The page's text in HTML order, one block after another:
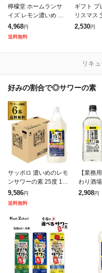
檸檬堂 ホームランサ
イズ レモン濃いめ 50
0ml×1ケース/24本
4,968円
送料無料
ギフト プ
リスマス
み 29°陶
2,530円
リキ
好みの割合で◎サワーの素
サッポロ 濃いめのレモ
ンサワーの素 25度 180
0ml×6本 ケース販売 レ
サワ レモンサワー AIB
9,586円
送料無料
【業務
わり酒
ーの素
2,908円